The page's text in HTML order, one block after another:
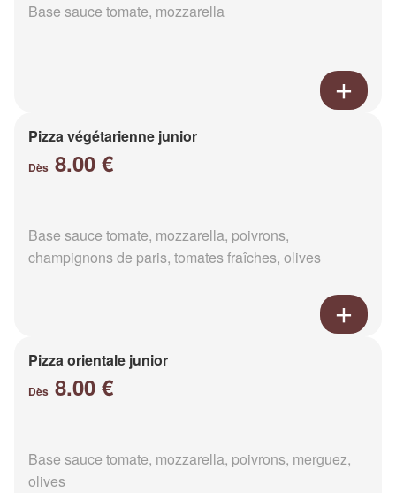
Base sauce tomate, mozzarella
Pizza végétarienne junior
Dès 8.00 €
Base sauce tomate, mozzarella, poivrons,
champignons de paris, tomates fraîches, olives
Pizza orientale junior
Dès 8.00 €
Base sauce tomate, mozzarella, poivrons, merguez,
olives